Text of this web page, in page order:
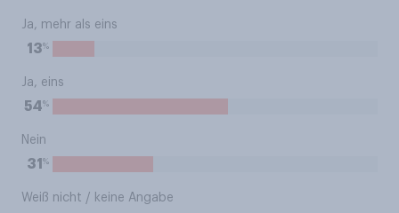
Ja, mehr als eins
13%
Ja, eins
54%
Nein
31 %
Weiß nicht / keine Angabe